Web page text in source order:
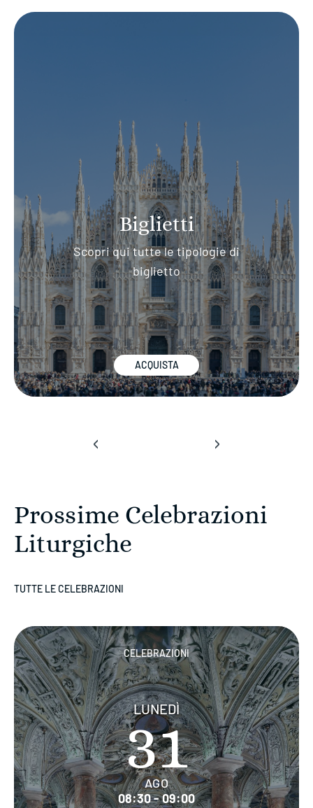
Biglietti
Scopri qui tutte le tipologie di
biglietto
ACQUISTA
‹ ›
Prossime Celebrazioni
Liturgiche
TUTTE LE CELEBRAZIONI
CELEBRAZIONI
LUNEDÌ
31
AGO
08:30 - 09:00